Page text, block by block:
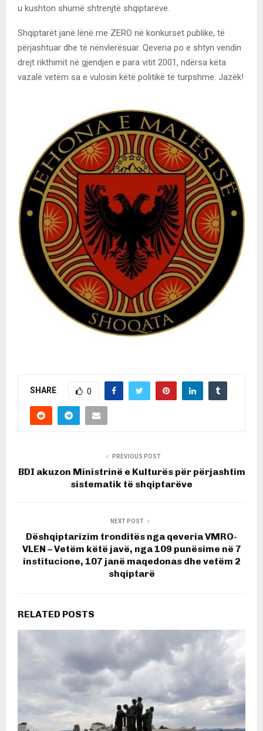
u kushton shumë shtrenjtë shqiptarëve.
Shqiptarët janë lënë me ZERO në konkurset publike, të
përjashtuar dhe të nënvlerësuar. Qeveria po e shtyn vendin
drejt rikthimit në gjendjen e para vitit 2001, ndërsa këta
vazalë vetëm sa e vulosin këtë politikë të turpshme. Jazëk!
SHARE 0
PREVIOUS POST
BDI akuzon Ministrinë e Kulturës për përjashtim
sistematik të shqiptarëve
NEXT POST
Dëshqiptarizim tronditës nga qeveria VMRO-
VLEN – Vetëm këtë javë, nga 109 punësime në 7
institucione, 107 janë maqedonas dhe vetëm 2
shqiptarë
RELATED POSTS